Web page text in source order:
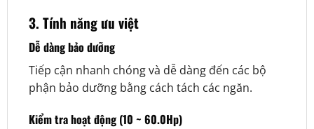
3. Tính năng ưu việt
Dễ dàng bảo dưỡng
Tiếp cận nhanh chóng và dễ dàng đến các bộ
phận bảo dưỡng bằng cách tách các ngăn.
Kiểm tra hoạt động (10 ~ 60.0Hp)